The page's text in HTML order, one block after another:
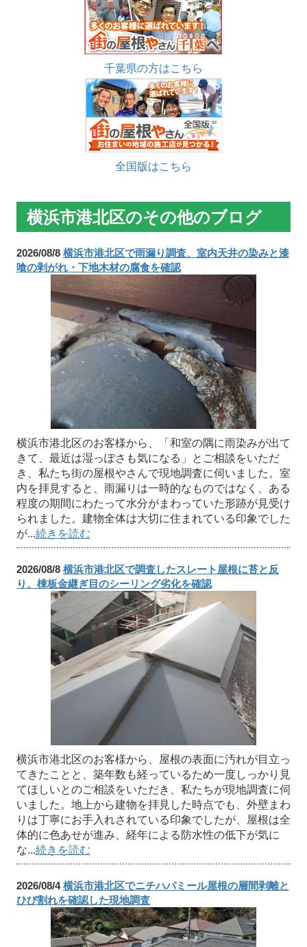
千葉県の方はこちら
全国版はこちら
横浜市港北区のその他のブログ
2026/08/8 横浜市港北区で雨漏り調査、室内天井の染みと漆
喰の剥がれ・下地木材の腐食を確認
横浜市港北区のお客様から、「和室の隅に雨染みが出て
きて、最近は湿っぽさも気になる」とご相談をいただ
き、私たち街の屋根やさんで現地調査に伺いました。室
内を拝見すると、雨漏りは一時的なものではなく、ある
程度の期間にわたって水分がまわっていた形跡が見受け
られました。建物全体は大切に住まれている印象でした
が...続きを読む
2026/08/8 横浜市港北区で調査したスレート屋根に苔と反
り、棟板金継ぎ目のシーリング劣化を確認
横浜市港北区のお客様から、屋根の表面に汚れが目立っ
てきたことと、築年数も経っているため一度しっかり見
てほしいとのご相談をいただき、私たちが現地調査に伺
いました。地上から建物を拝見した時点でも、外壁まわ
りは丁寧にお手入れされている印象でしたが、屋根は全
体的に色あせが進み、経年による防水性の低下が気に
な...続きを読む
2026/08/4横浜市港北区でニチハパミール屋根の層間剥離と
ひび割れを確認した現地調査